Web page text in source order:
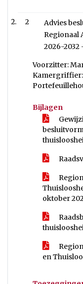
2
Advies
Regionaal
2026-2032
Voorzitter:
Kamergriffier:
Bijlagen
oktober
en